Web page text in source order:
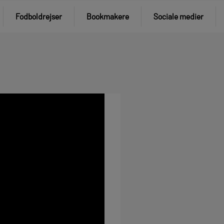
Fodboldrejser Bookmakere Sociale medier